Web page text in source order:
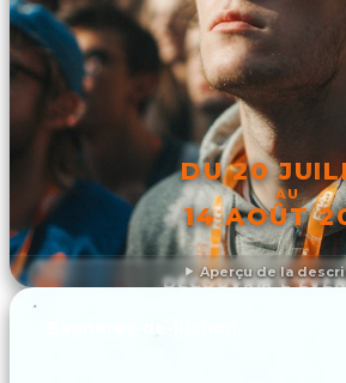
Aperçu de la
DU 20
AU
14 AOÛT
DÉCOUVRIR